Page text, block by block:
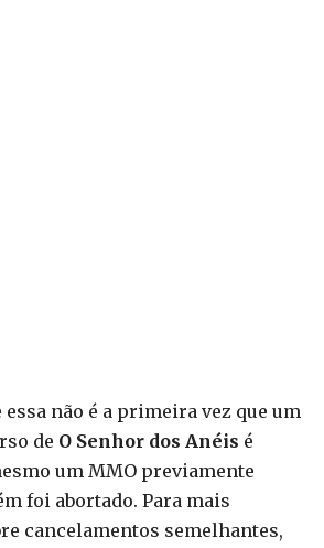
não é a primeira vez que um
de O Senhor dos Anéis é
um MMO previamente
foi abortado. Para mais
cancelamentos semelhantes,